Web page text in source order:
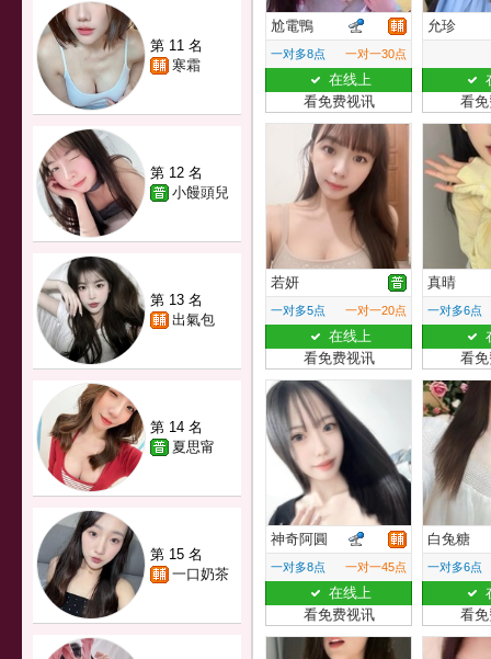
第 11 名
寒霜
第 12 名
小饅頭兒
第 13 名
出氣包
第 14 名
夏思甯
第 15 名
一口奶茶
尬電鴨
一对多8点 一对一30点
在线上
看免费视讯
允珍
看
若妍
一对多5点 一对一20点
在线上
看免费视讯
真晴
一对多6点
看
神奇阿圓
一对多8点 一对一45点
在线上
看免费视讯
白兔糖
一对多6点
看